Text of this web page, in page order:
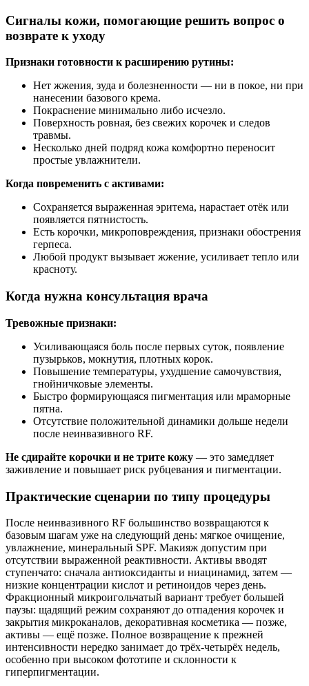
Сигналы кожи, помогающие решить вопрос о
возврате к уходу
Признаки готовности к расширению рутины:
Нет жжения, зуда и болезненности — ни в покое, ни при
нанесении базового крема.
Покраснение минимально либо исчезло.
Поверхность ровная, без свежих корочек и следов
травмы.
Несколько дней подряд кожа комфортно переносит
простые увлажнители.
Когда повременить с активами:
Сохраняется выраженная эритема, нарастает отёк или
появляется пятнистость.
Есть корочки, микроповреждения, признаки обострения
герпеса.
Любой продукт вызывает жжение, усиливает тепло или
красноту.
Когда нужна консультация врача
Тревожные признаки:
Усиливающаяся боль после первых суток, появление
пузырьков, мокнутия, плотных корок.
Повышение температуры, ухудшение самочувствия,
гнойничковые элементы.
Быстро формирующаяся пигментация или мраморные
пятна.
Отсутствие положительной динамики дольше недели
после неинвазивного RF.
Не сдирайте корочки и не трите кожу — это замедляет
заживление и повышает риск рубцевания и пигментации.
Практические сценарии по типу процедуры
После неинвазивного RF большинство возвращаются к
базовым шагам уже на следующий день: мягкое очищение,
увлажнение, минеральный SPF. Макияж допустим при
отсутствии выраженной реактивности. Активы вводят
ступенчато: сначала антиоксиданты и ниацинамид, затем —
низкие концентрации кислот и ретиноидов через день.
Фракционный микроигольчатый вариант требует большей
паузы: щадящий режим сохраняют до отпадения корочек и
закрытия микроканалов, декоративная косметика — позже,
активы — ещё позже. Полное возвращение к прежней
интенсивности нередко занимает до трёх‑четырёх недель,
особенно при высоком фототипе и склонности к
гиперпигментации.